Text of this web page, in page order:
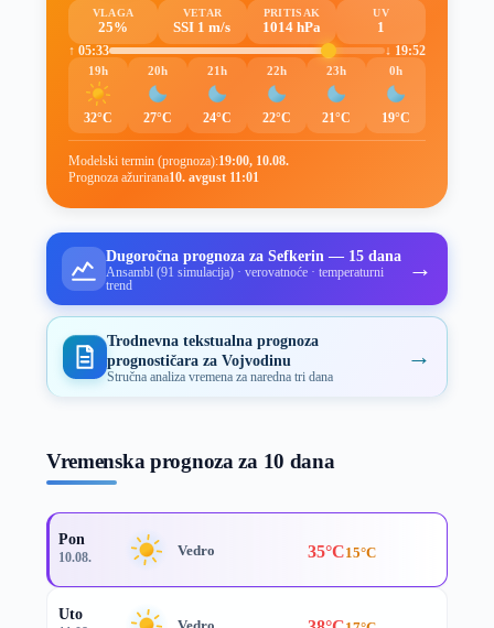
VLAGA
25%
VETAR
SSI 1 m/s
PRITISAK
1014 hPa
UV
1
↑ 05:33
↓ 19:52
19h
32°C
20h
27°C
21h
24°C
22h
22°C
23h
21°C
0h
19°C
Modelski termin (prognoza):19:00, 10.08.
Prognoza ažurirana10. avgust 11:01
Dugoročna prognoza za Sefkerin — 15 dana
Ansambl (91 simulacija) · verovatnoće · temperaturni
trend
→
Trodnevna tekstualna prognoza
prognostičara za Vojvodinu
Stručna analiza vremena za naredna tri dana
→
Vremenska prognoza za 10 dana
Pon
10.08. Vedro 35°C15°C
Uto